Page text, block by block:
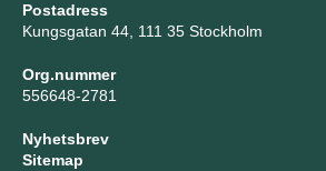
Postadress
Kungsgatan 44, 111 35 Stockholm
Org.nummer
556648-2781
Nyhetsbrev
Sitemap